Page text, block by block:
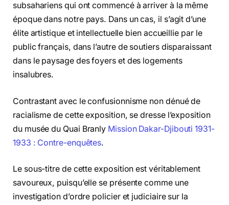
subsahariens qui ont commencé à arriver à la même
époque dans notre pays. Dans un cas, il s’agit d’une
élite artistique et intellectuelle bien accueillie par le
public français, dans l’autre de soutiers disparaissant
dans le paysage des foyers et des logements
insalubres.
Contrastant avec le confusionnisme non dénué de
racialisme de cette exposition, se dresse l’exposition
du musée du Quai Branly Mission Dakar-Djibouti 1931-
1933 : Contre-enquêtes.
Le sous-titre de cette exposition est véritablement
savoureux, puisqu’elle se présente comme une
investigation d’ordre policier et judiciaire sur la